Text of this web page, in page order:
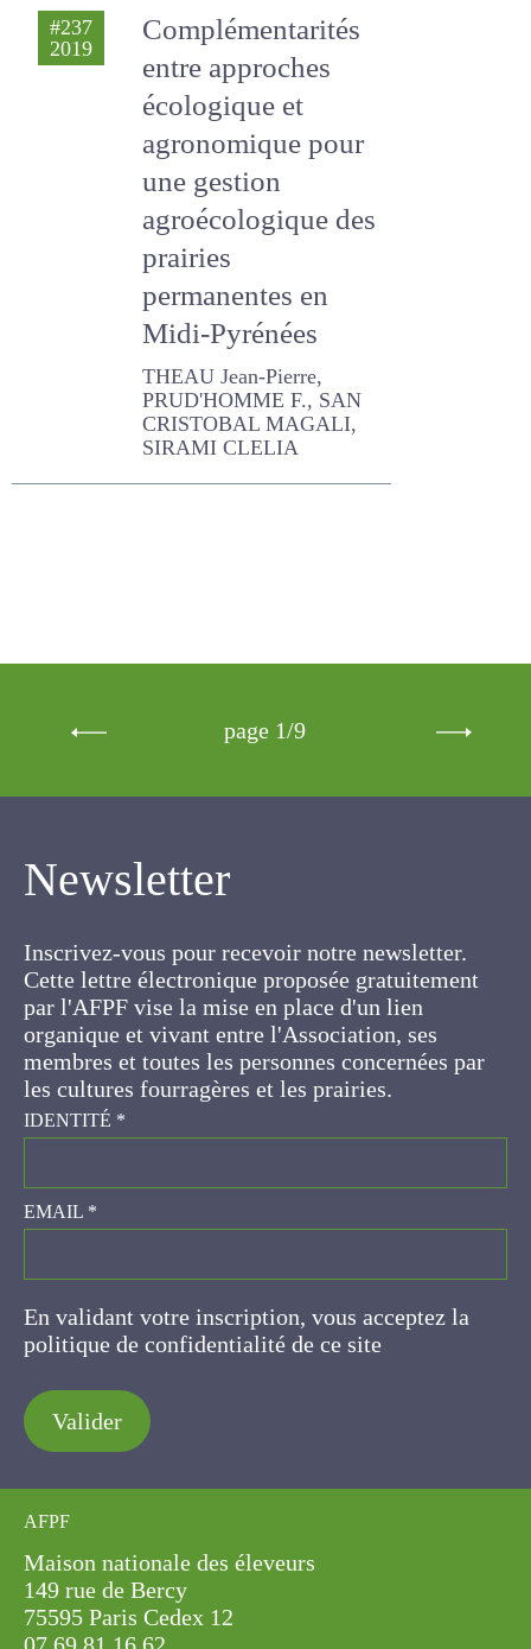
#237
2019
Complémentarités
entre approches
écologique et
agronomique pour
une gestion
agroécologique
des prairies
permanentes en
Midi-Pyrénées
THEAU Jean-Pierre,
PRUD'HOMME F., SAN
CRISTOBAL MAGALI, SIRAMI
CLELIA
Newsletter
Cette lettre électronique proposée
gratuitement par l'AFPF vise la mise en place
d'un lien organique et vivant entre l'Association,
ses membres et toutes les personnes
concernées par les cultures fourragères et les
prairies.
IDENTITÉ*
EMAIL*
En validant votre inscription, vous acceptez la
politique de confidentialité de ce site
Valider
AFPF
Maison nationale des éleveurs
149 rue de Bercy
75595 Paris Cedex 12